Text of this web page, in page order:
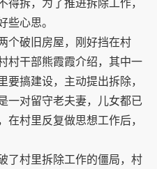
得拆，为了推进拆除工作，
些心思。
个破旧房屋，刚好挡在村
村干部熊霞霞介绍，其中一
要搞建设，主动提出拆除，
一对留守老夫妻，儿女都已
在村里反复做思想工作后，
了村里拆除工作的僵局，村